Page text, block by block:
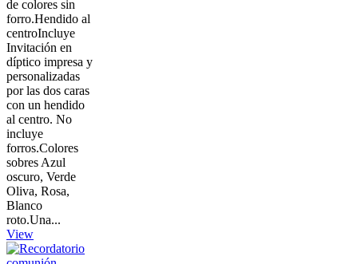
de colores sin
forro.Hendido al
centroIncluye
Invitación en
díptico impresa y
personalizadas
por las dos caras
con un hendido
al centro. No
incluye
forros.Colores
sobres Azul
oscuro, Verde
Oliva, Rosa,
Blanco
roto.Una...
View